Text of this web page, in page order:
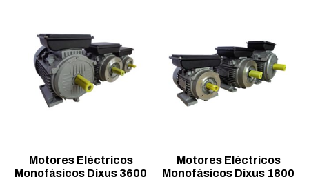
Motores Eléctricos
Monofásicos Dixus 3600
Motores Eléctricos
Monofásicos Dixus 1800